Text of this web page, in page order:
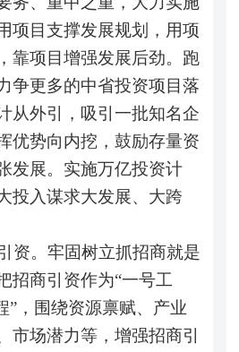
项目支撑发展规划，用项
靠项目增强发展后劲。跑
争更多的中省投资项目落
从外引，吸引一批知名企
优势向内挖，鼓励存量资
发展。实施万亿投资计
投入谋求大发展、大跨
资。牢固树立抓招商就是
招商引资作为“一号工
”，围绕资源禀赋、产业
市场潜力等，增强招商引